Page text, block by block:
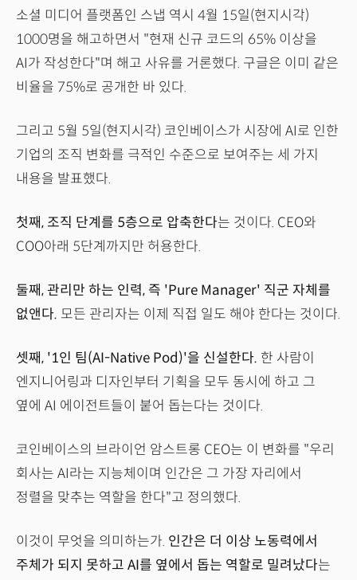
소셜 미디어 플랫폼인 스냅 역시 4월 15일(현지시각)
1000명을 해고하면서 "현재 신규 코드의 65% 이상을
AI가 작성한다"며 해고 사유를 거론했다. 구글은 이미 같은
비율을 75%로 공개한 바 있다.
그리고 5월 5일(현지시각) 코인베이스가 시장에 AI로 인한
기업의 조직 변화를 극적인 수준으로 보여주는 세 가지
내용을 발표했다.
첫째, 조직 단계를 5층으로 압축한다는 것이다. CEO와
COO아래 5단계까지만 허용한다.
둘째, 관리만 하는 인력, 즉 'Pure Manager' 직군 자체를
없앤다. 모든 관리자는 이제 직접 일도 해야 한다는 것이다.
셋째, '1인 팀(AI-Native Pod)'을 신설한다. 한 사람이
엔지니어링과 디자인부터 기획을 모두 동시에 하고 그
옆에 AI 에이전트들이 붙어 돕는다는 것이다.
코인베이스의 브라이언 암스트롱 CEO는 이 변화를 "우리
회사는 AI라는 지능체이며 인간은 그 가장 자리에서
정렬을 맞추는 역할을 한다"고 정의했다.
이것이 무엇을 의미하는가. 인간은 더 이상 노동력에서
주체가 되지 못하고 AI를 옆에서 돕는 역할로 밀려났다는